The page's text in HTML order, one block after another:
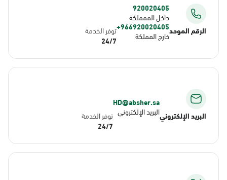
الرقم الموحد
920020405
داخل الممملكة
966920020405+
خارج المملكة توفر الخدمة
24/7
البريد الإلكتروني
HD@absher.sa
البريد الإلكتروني توفر الخدمة
24/7